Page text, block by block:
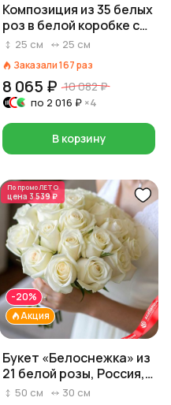
Композиция из 35 белых
роз в белой коробке с
золотой лентой,
25 см 25 см
Заказали167раз
8 065 ₽ 10 082 ₽
по 2 016 ₽ ×4
В корзину
По промоЛЕТО
цена 3 539 ₽
Акция
-20%
Букет «Белоснежка» из
21 белой розы, Россия,
50 см
50 см 30 см